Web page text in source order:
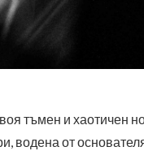
тъмен и хаотичен
водена от